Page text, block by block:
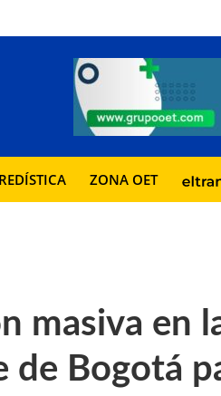
REDÍSTICA ZONA OET
masiva en
de Bogotá